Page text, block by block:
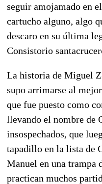
seguir amojamado en
cartucho alguno, algo
descaro en su última
Consistorio
La historia de Miguel
supo arrimarse al
que fue puesto como
llevando el nombre de
insospechados, que
tapadillo en la lista de
Manuel en una trampa
practican muchos